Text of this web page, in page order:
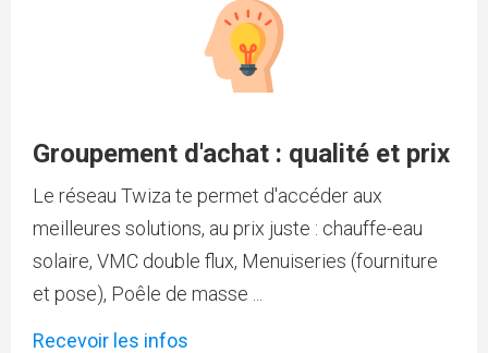
Groupement d'achat : qualité et prix
Le réseau Twiza te permet d'accéder aux
meilleures solutions, au prix juste : chauffe-eau
solaire, VMC double flux, Menuiseries (fourniture
et pose), Poêle de masse ...
Recevoir les infos